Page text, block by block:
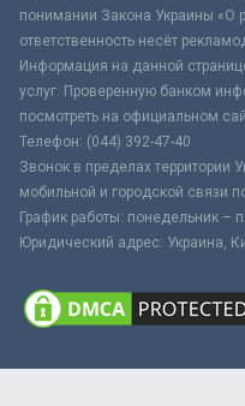
понимании Закона Украины «О
ответственность несёт
Информация на данной
услуг. Проверенную банком
посмотреть на официальном
Телефон: (044) 392-47-40
Звонок в пределах территории
мобильной и городской связи
График работы: понедельник –
Юридический адрес: Украина,